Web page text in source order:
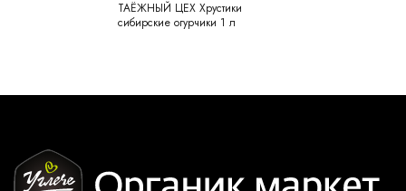
ТАЁЖНЫЙ ЦЕХ Хрустики
сибирские огурчики 1 л